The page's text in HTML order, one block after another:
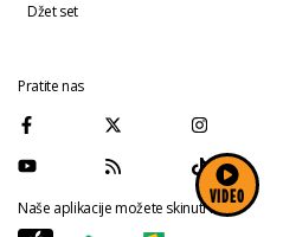
VIDEO
Džet set
Pratite nas
Naše aplikacije možete skinuti na: